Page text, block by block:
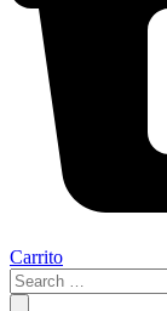
Carrito
Search
…